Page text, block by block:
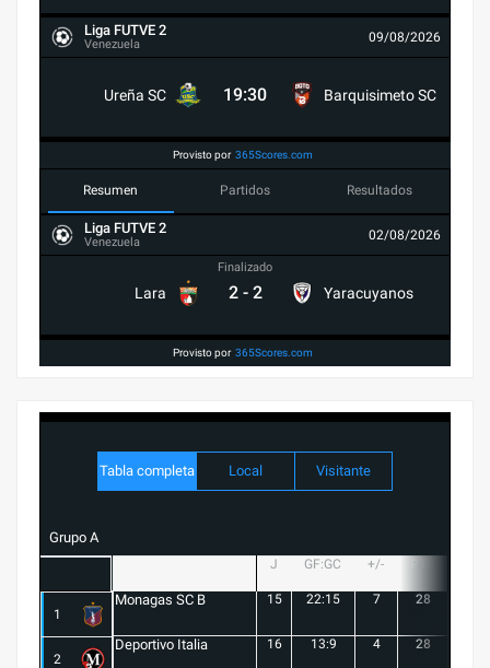
Liga FUTVE 2
Venezuela 09/08/2026
Ureña SC 19:30 Barquisimeto SC
Provisto por 365Scores.com
Resumen Partidos Resultados
Liga FUTVE 2
Venezuela 02/08/2026
Lara
Finalizado
2 - 2 Yaracuyanos
Provisto por 365Scores.com
Tabla completa Local Visitante
Grupo A
J GF:GC +/-
1
Monagas SC B 15 22:15 7 28
2
Deportivo Italia 16 13:9 4 28